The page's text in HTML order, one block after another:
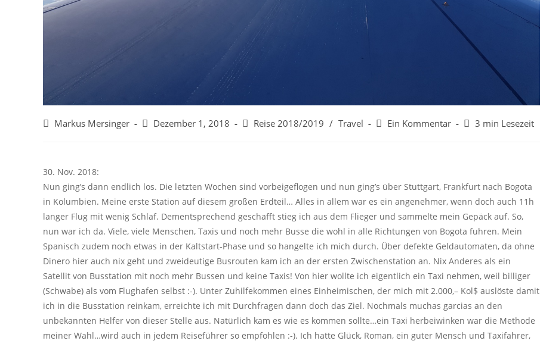
Beitrags-
Markus Mersinger
Beitrag
Dezember 1, 2018
Beitrags-
Reise 2018/2019 / Travel
Beitrags-
Ein Kommentar Lesedauer:
3 min Lesezeit
30. Nov. 2018:
Nun ging’s dann endlich los. Die letzten Wochen sind vorbeigeflogen und nun ging’s über Stuttgart, Frankfurt nach Bogota
in Kolumbien. Meine erste Station auf diesem großen Erdteil… Alles in allem war es ein angenehmer, wenn doch auch 11h
langer Flug mit wenig Schlaf. Dementsprechend geschafft stieg ich aus dem Flieger und sammelte mein Gepäck auf. So,
nun war ich da. Viele, viele Menschen, Taxis und noch mehr Busse die wohl in alle Richtungen von Bogota fuhren. Mein
Spanisch zudem noch etwas in der Kaltstart-Phase und so hangelte ich mich durch. Über defekte Geldautomaten, da ohne
Dinero hier auch nix geht und zweideutige Busrouten kam ich an der ersten Zwischenstation an. Nix Anderes als ein
Satellit von Busstation mit noch mehr Bussen und keine Taxis! Von hier wollte ich eigentlich ein Taxi nehmen, weil billiger
(Schwabe) als vom Flughafen selbst :-). Unter Zuhilfekommen eines Einheimischen, der mich mit 2.000,– Kol$ auslöste damit
ich in die Busstation reinkam, erreichte ich mit Durchfragen dann doch das Ziel. Nochmals muchas garcias an den
unbekannten Helfer von dieser Stelle aus. Natürlich kam es wie es kommen sollte…ein Taxi herbeiwinken war die Methode
meiner Wahl…wird auch in jedem Reiseführer so empfohlen :-). Ich hatte Glück, Roman, ein guter Mensch und Taxifahrer,